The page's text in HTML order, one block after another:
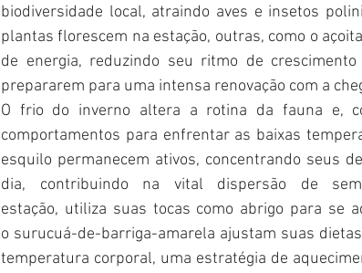
biodiversidade local, atraindo aves e insetos
plantas florescem na estação, outras, como o
de energia, reduzindo seu ritmo de
prepararem para uma intensa renovação com a
O frio do inverno altera a rotina da fauna e,
comportamentos para enfrentar as baixas
esquilo permanecem ativos, concentrando seus
dia, contribuindo na vital dispersão de
estação, utiliza suas tocas como abrigo para se
o surucuá-de-barriga-amarela ajustam suas
temperatura corporal, uma estratégia de